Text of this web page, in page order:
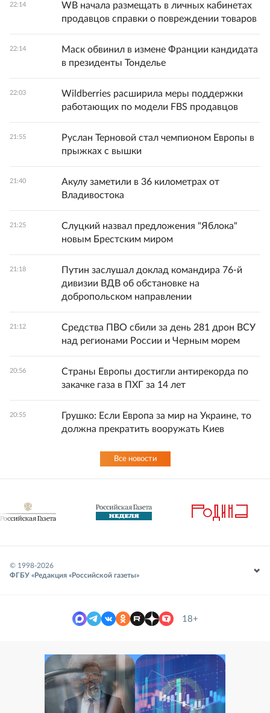
22:14
WB начала размещать в личных кабинетах
продавцов справки о повреждении товаров
22:14
Маск обвинил в измене Франции кандидата
в президенты Тонделье
22:03
Wildberries расширила меры поддержки
работающих по модели FBS продавцов
21:55
Руслан Терновой стал чемпионом Европы в
прыжках с вышки
21:40
Акулу заметили в 36 километрах от
Владивостока
21:25
Слуцкий назвал предложения "Яблока"
новым Брестским миром
21:18
Путин заслушал доклад командира 76-й
дивизии ВДВ об обстановке на
добропольском направлении
21:12
Средства ПВО сбили за день 281 дрон ВСУ
над регионами России и Черным морем
20:56
Страны Европы достигли антирекорда по
закачке газа в ПХГ за 14 лет
20:55
Грушко: Если Европа за мир на Украине, то
должна прекратить вооружать Киев
Все новости
© 1998-2026
ФГБУ «Редакция «Российской газеты»
18+